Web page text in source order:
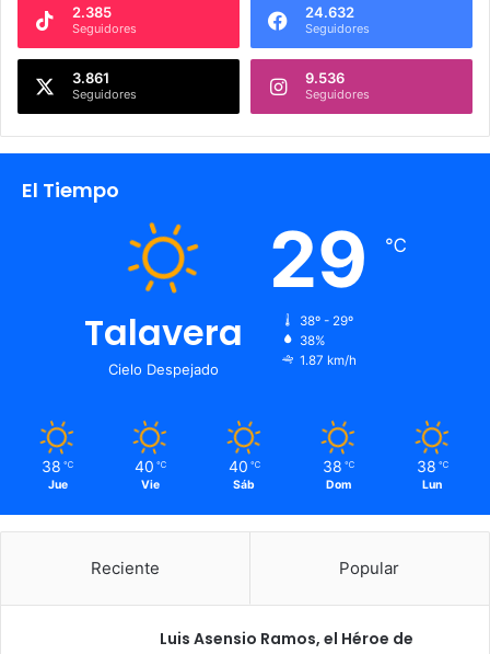
2.385
Seguidores
24.632
Seguidores
3.861
Seguidores
9.536
Seguidores
El Tiempo
Talavera
Cielo Despejado
29 ℃
38º - 29º
38%
1.87 km/h
38 ℃
Jue
40 ℃
Vie
40 ℃
Sáb
38 ℃
Dom
38 ℃
Lun
Reciente Popular
Luis Asensio Ramos, el Héroe de